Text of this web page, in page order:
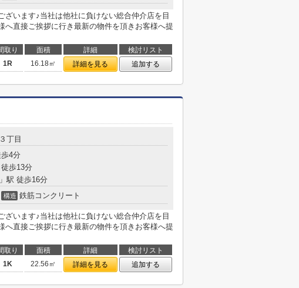
ざいます♪当社は他社に負けない総合仲介店を目
へ直接ご挨拶に行き最新の物件を頂きお客様へ提
取り 面積 詳細
検討リスト
1R 16.18㎡ 詳細を見る 追加する
３丁目
歩4分
徒歩13分
」駅 徒歩16分
構造 鉄筋コンクリート
ざいます♪当社は他社に負けない総合仲介店を目
へ直接ご挨拶に行き最新の物件を頂きお客様へ提
取り 面積 詳細
検討リスト
1K 22.56㎡ 詳細を見る 追加する